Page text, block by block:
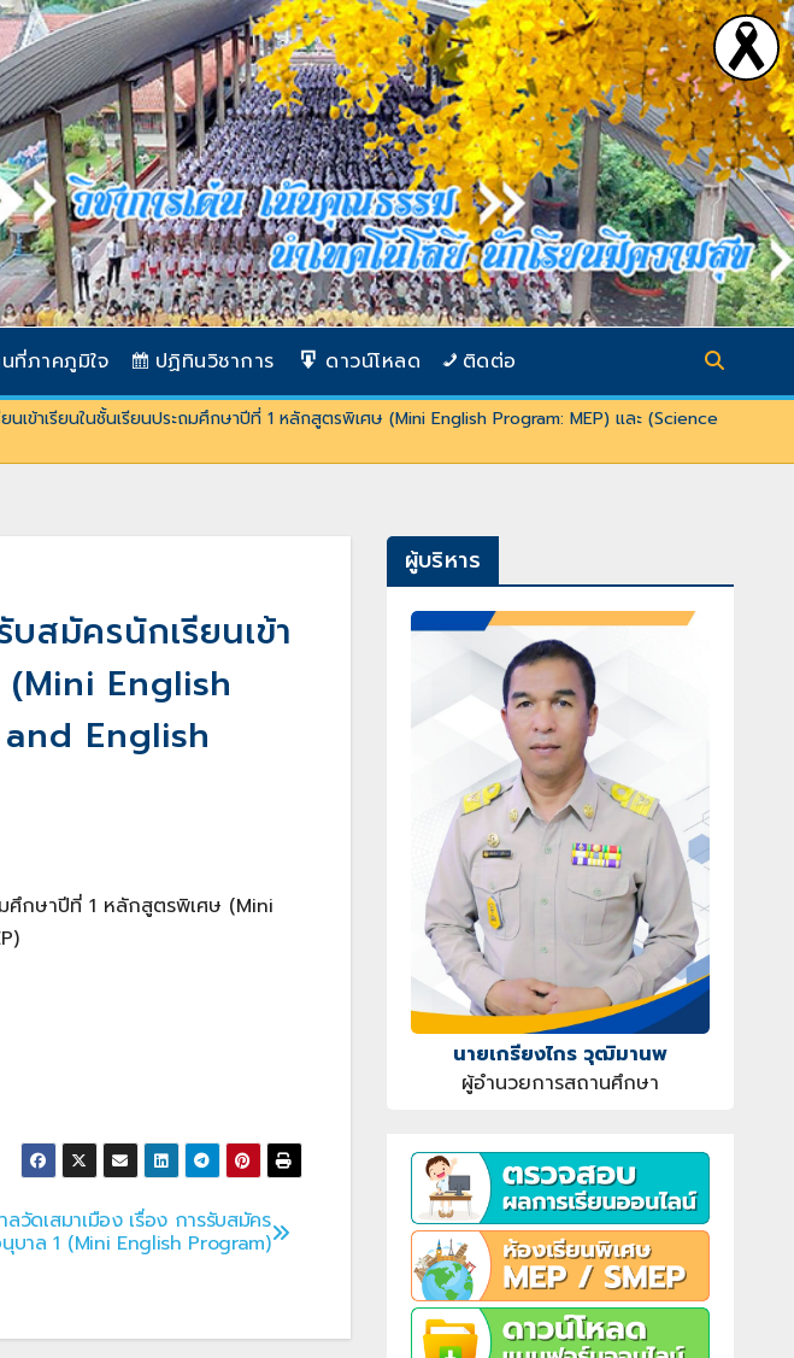
ที่ภาคภูมิใจ ปฏิทินวิชาการ ดาวน์โหลด ติดต่อ
นเข้าเรียนในชั้นเรียนประถมศึกษาปีที่ 1 หลักสูตรพิเศษ (Mini English Program: MEP) และ (Science
บสมัครนักเรียนเข้า
(Mini English
English
มศึกษาปีที่ 1 หลักสูตรพิเศษ (Mini
ลวัดเสมาเมือง เรื่อง การรับสมัคร
นุบาล 1 (Mini English Program)
ผู้บริหาร
นายเกรียงไกร วุฒิมานพ
ผู้อำนวยการสถานศึกษา